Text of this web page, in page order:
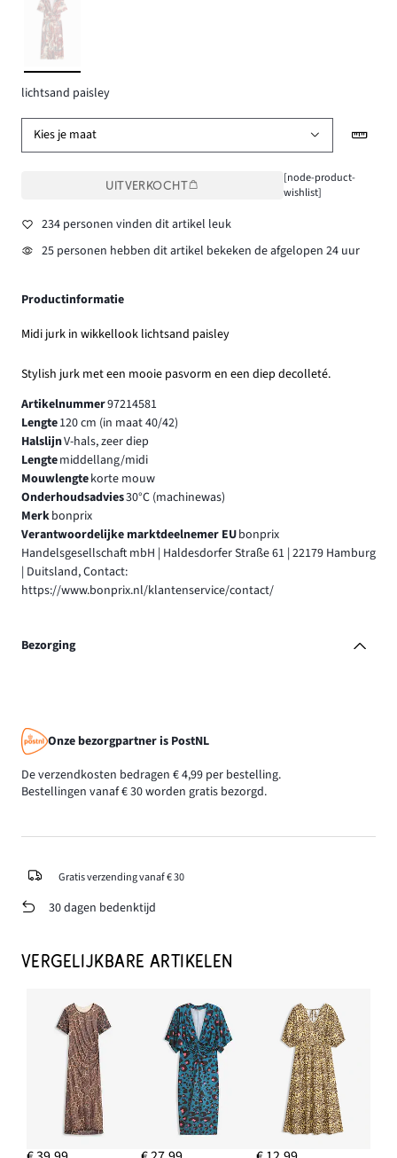
lichtsand paisley
Kies je maat
UITVERKOCHT
[node-product-
wishlist]
234 personen vinden dit artikel leuk
25 personen hebben dit artikel bekeken de afgelopen 24 uur
Productinformatie
Midi jurk in wikkellook lichtsand paisley
Stylish jurk met een mooie pasvorm en een diep decolleté.
Artikelnummer97214581
Lengte120 cm (in maat 40/42)
HalslijnV-hals, zeer diep
Lengtemiddellang/midi
Mouwlengtekorte mouw
Onderhoudsadvies30°C (machinewas)
Merkbonprix
Verantwoordelijke marktdeelnemer EUbonprix
Handelsgesellschaft mbH | Haldesdorfer Straße 61 | 22179 Hamburg
| Duitsland, Contact:
https://www.bonprix.nl/klantenservice/contact/
Bezorging
Onze bezorgpartner is PostNL
De verzendkosten bedragen € 4,99 per bestelling.
Bestellingen vanaf € 30 worden gratis bezorgd.
Gratis verzending vanaf € 30
30 dagen bedenktijd
VERGELIJKBARE ARTIKELEN